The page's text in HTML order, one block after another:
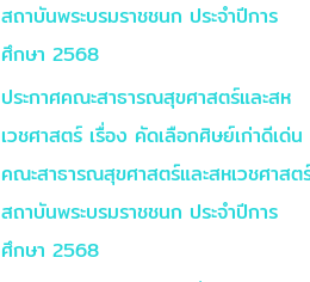
สถาบันพระบรมราชชนก ประจำปีการ
ศึกษา 2568
ประกาศคณะสาธารณสุขศาสตร์และสห
เวชศาสตร์ เรื่อง คัดเลือกศิษย์เก่าดีเด่น
คณะสาธารณสุขศาสตร์และสหเวชศาสต
สถาบันพระบรมราชชนก ประจำปีการ
ศึกษา 2568